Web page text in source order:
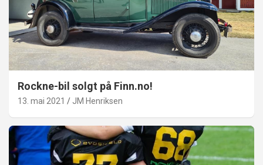
Rockne-bil solgt på Finn.no!
13. mai 2021 JM Henriksen